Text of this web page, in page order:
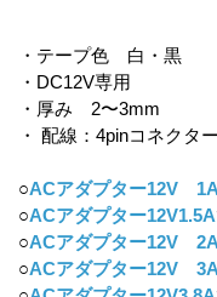
・テープ色 白・黒
・DC12V専用
・厚み 2〜3mm
・ 配線：4pinコネクタ
○ACアダプター12V 1A
○ACアダプター12V1.5A
○ACアダプター12V 2A
○ACアダプター12V 3A